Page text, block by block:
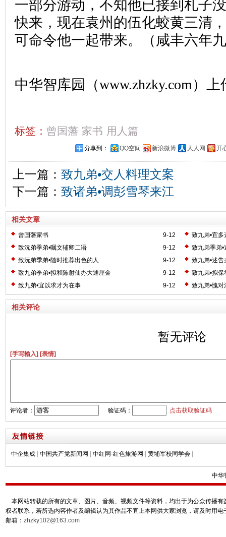
一部分游动，不知他已接到札子
快来，现在袁州的伍化蛟黄三清
可命令他一起带来。（咸丰六年
中华智库园（www.zhzky.com）上
标签： 曾国藩 家书 用人篇
分享到： QQ空间 新浪微博 人人网 开
上一篇： 致九弟•交人料理文案
下一篇： 致诸弟•调彭雪琴来江
相关文章
9-12
曾国藩家书
致九弟•宜多
9-12
致沅弟季弟•嘱文辅卿二语
致九弟季弟
9-12
致沅弟季弟•随时推荐出色的人
致九弟•述
9-12
致九弟季弟•拟和陈射仙办大通厘金
致九弟•拟保
9-12
致九弟•宜以求才为在事 致九弟•愧对
相关评论
暂无评论
[手写输入] [表情]
评论者： 验证码： 点击获取验证码
中企集成 | 中国共产党新闻网 | 中红网-红色旅游网 | 黄埔军校同学会 |
中华
本网站转载的所有的文章、图片、音频、视频文件等资料，均出于为公众传播
权者联系，若所选内容作者及编辑认为其作品不宜上本网供大家浏览，请及时用
邮箱： zhzky102@163.com